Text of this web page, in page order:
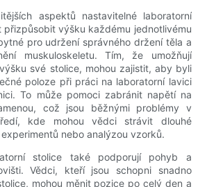
aspektů nastavitelné laboratorní
přizpůsobit výšku každému jednotlivému
pro udržení správného držení těla a
muskuloskeletu. Tím, že umožňují
své stolice, mohou zajistit, aby byli
poloze při práci na laboratorní lavici
To může pomoci zabránit napětí na
což jsou běžnými problémy v
kde mohou vědci strávit dlouhé
nebo analýzou vzorků.
stolice také podporují pohyb a
Vědci, kteří jsou schopni snadno
mohou měnit pozice po celý den a